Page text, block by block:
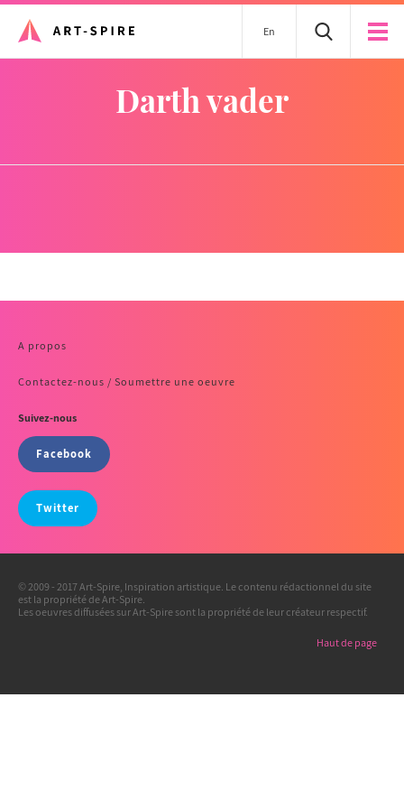
En
darth vader
A propos
Contactez-nous / Soumettre une oeuvre
Suivez-nous
Facebook
Twitter
© 2009 - 2017 Art-Spire, Inspiration artistique. Le contenu rédactionnel du site
est la propriété de Art-Spire.
Les oeuvres diffusées sur Art-Spire sont la propriété de leur créateur respectif.
Haut de page